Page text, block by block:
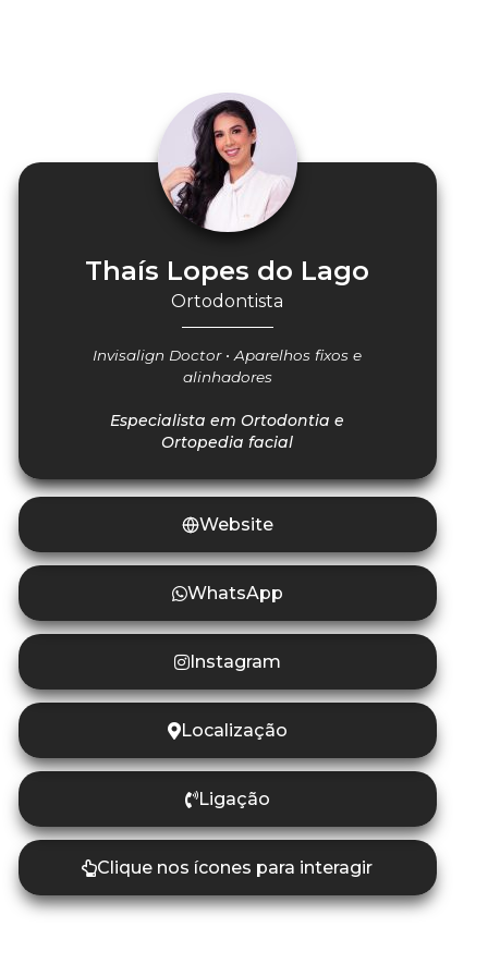
Thaís Lopes do Lago
Ortodontista
Invisalign Doctor • Aparelhos fixos e
alinhadores
Especialista em Ortodontia e
Ortopedia facial
Website
WhatsApp
Instagram
Localização
Ligação
Clique nos ícones para interagir